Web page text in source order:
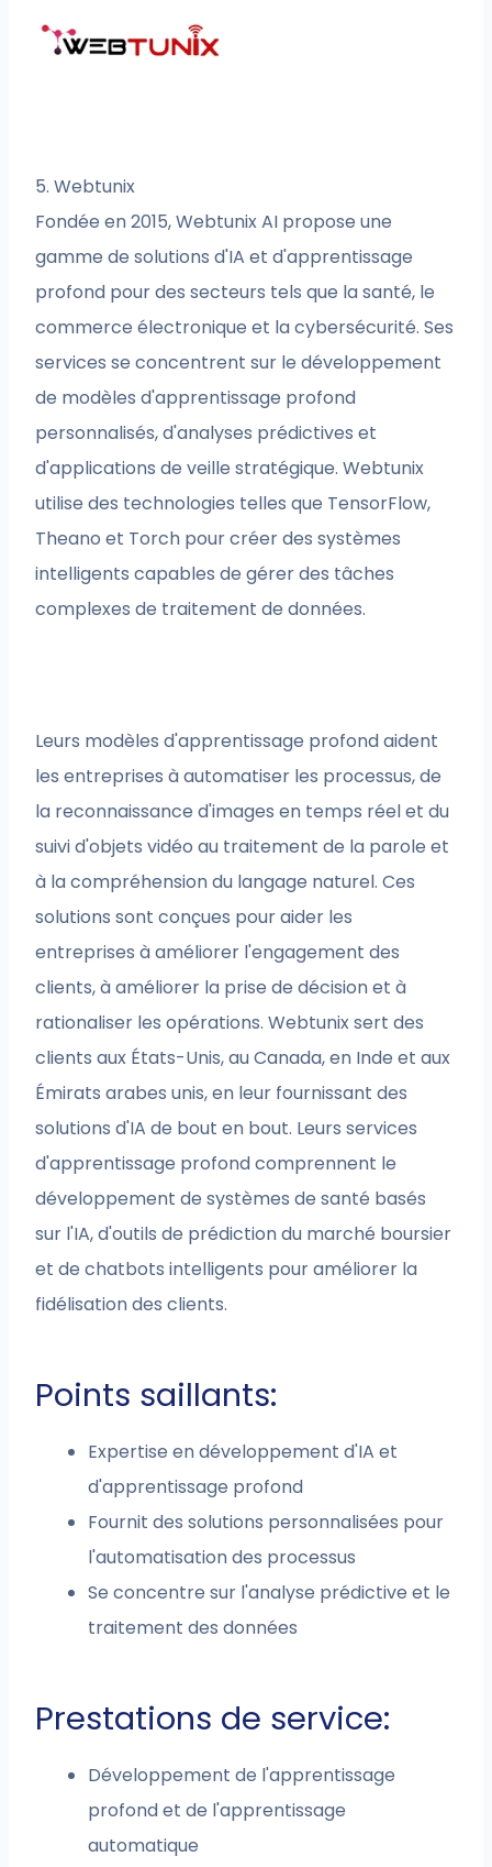
5. Webtunix
Fondée en 2015, Webtunix AI propose une
gamme de solutions d'IA et d'apprentissage
profond pour des secteurs tels que la santé, le
commerce électronique et la cybersécurité. Ses
services se concentrent sur le développement
de modèles d'apprentissage profond
personnalisés, d'analyses prédictives et
d'applications de veille stratégique. Webtunix
utilise des technologies telles que TensorFlow,
Theano et Torch pour créer des systèmes
intelligents capables de gérer des tâches
complexes de traitement de données.
Leurs modèles d'apprentissage profond aident
les entreprises à automatiser les processus, de
la reconnaissance d'images en temps réel et du
suivi d'objets vidéo au traitement de la parole et
à la compréhension du langage naturel. Ces
solutions sont conçues pour aider les
entreprises à améliorer l'engagement des
clients, à améliorer la prise de décision et à
rationaliser les opérations. Webtunix sert des
clients aux États-Unis, au Canada, en Inde et aux
Émirats arabes unis, en leur fournissant des
solutions d'IA de bout en bout. Leurs services
d'apprentissage profond comprennent le
développement de systèmes de santé basés
sur l'IA, d'outils de prédiction du marché boursier
et de chatbots intelligents pour améliorer la
fidélisation des clients.
Points saillants:
Expertise en développement d'IA et
d'apprentissage profond
Fournit des solutions personnalisées pour
l'automatisation des processus
Se concentre sur l'analyse prédictive et le
traitement des données
Prestations de service:
Développement de l'apprentissage
profond et de l'apprentissage
automatique